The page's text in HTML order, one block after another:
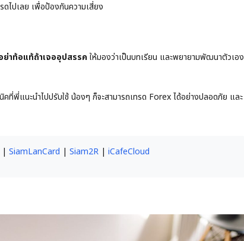
ไปเลย เพื่อป้องกันความเสี่ยง
ย่าท้อแท้ถ้าเจออุปสรรคให้มองว่าเป็นบทเรียน และพยายามพัฒนาตัวเอง
ที่พี่แนะนำไปปรับใช้ น้องๆ ก็จะสามารถเทรด Forex ได้อย่างปลอดภัย และ
| SiamLanCard | Siam2R | iCafeCloud